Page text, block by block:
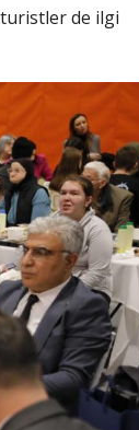
turistler de ilgi